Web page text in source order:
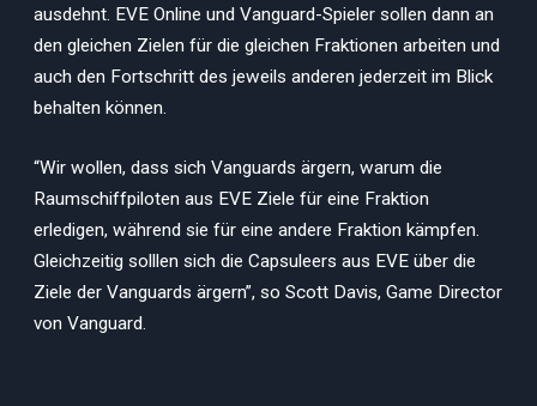
ausdehnt. EVE Online und Vanguard-Spieler sollen dann an
den gleichen Zielen für die gleichen Fraktionen arbeiten und
auch den Fortschritt des jeweils anderen jederzeit im Blick
behalten können.
“Wir wollen, dass sich Vanguards ärgern, warum die
Raumschiffpiloten aus EVE Ziele für eine Fraktion
erledigen, während sie für eine andere Fraktion kämpfen.
Gleichzeitig solllen sich die Capsuleers aus EVE über die
Ziele der Vanguards ärgern”, so Scott Davis, Game Director
von Vanguard.